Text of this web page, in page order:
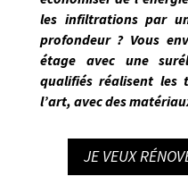
les infiltrations par
profondeur ? Vous
étage avec une
qualifiés réalisent les
l’art, avec des
JE VEUX